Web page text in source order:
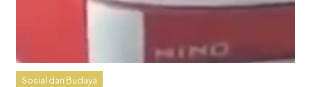
Sosial dan Budaya